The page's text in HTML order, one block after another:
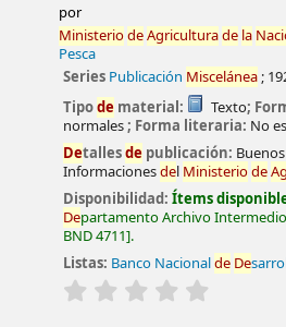
por
MinisteriodeAgriculturade la
Pesca
Series Publicación Miscelánea;
Tipode material: Texto;
normales; Forma literaria: No
Detallesde publicación:
Informacionesdel Ministeriode
Disponibilidad:Ítems
Departamento Archivo Intermedio
BND 4711 .
Listas: Banco Nacionalde De
valoración